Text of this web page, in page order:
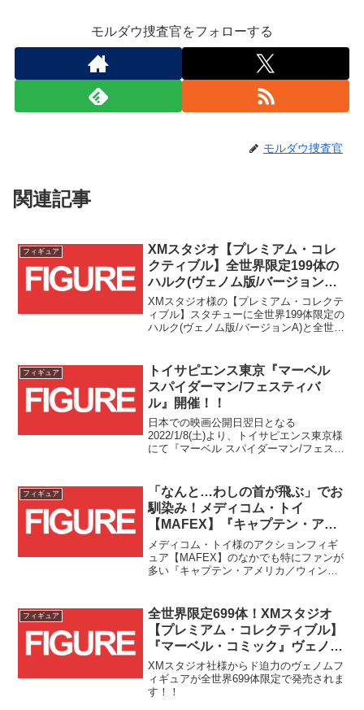
モルダウ捜査官をフォローする
モルダウ捜査官
関連記事
フィギュア
XMスタジオ【プレミアム・コレ
クティブル】全世界限定199体の
ハルク(ヴェノム版/バージョンA)
と全世界限定299体のハルク(ヴェ
ノム版/バージョンB)がトイサピ
エンス限定で予約受付中！！
XMスタジオ様の【プレミアム・コレクテ
ィブル】スタチューに全世界199体限定の
ハルク(ヴェノム版/バージョンA)と全世界
ス様限定での流通となっています！！
フィギュア
トイサピエンス東京『マーベル
スパイダーマン/フェスティバ
ル』開催！！
日本での映画公開日翌日となる
2022/1/8(土)より、トイサピエンス東京様
にて『マーベル スパイダーマン/フェステ
場日となるようで、現在、予約の受付が
行われておりますので、限定商品を確実
にゲットしたい方は予約しての入場が良
いかもしれません。
フィギュア
「なんと…わしの首が飛ぶ」でお
馴染み！メディコム・トイ
【MAFEX】『キャプテン・アメ
リカ／ウィンター・ソルジャー』
キャプテン・アメリカ(クラシッ
クスーツ)の予約受付開始！！
メディコム・トイ様のアクションフィギ
ュア【MAFEX】のなかでも特にファンが
多い『キャプテン・アメリカ／ウィンタ
が登場です！！
フィギュア
全世界限定699体！XMスタジオ
【プレミアム・コレクティブル】
『マーベル・コミック』ヴェノム
(アライズ)がトイサピエンス限定
で予約受付中！！
XMスタジオ社様からド迫力のヴェノムフ
ィギュアが全世界699体限定で発売されま
す！！